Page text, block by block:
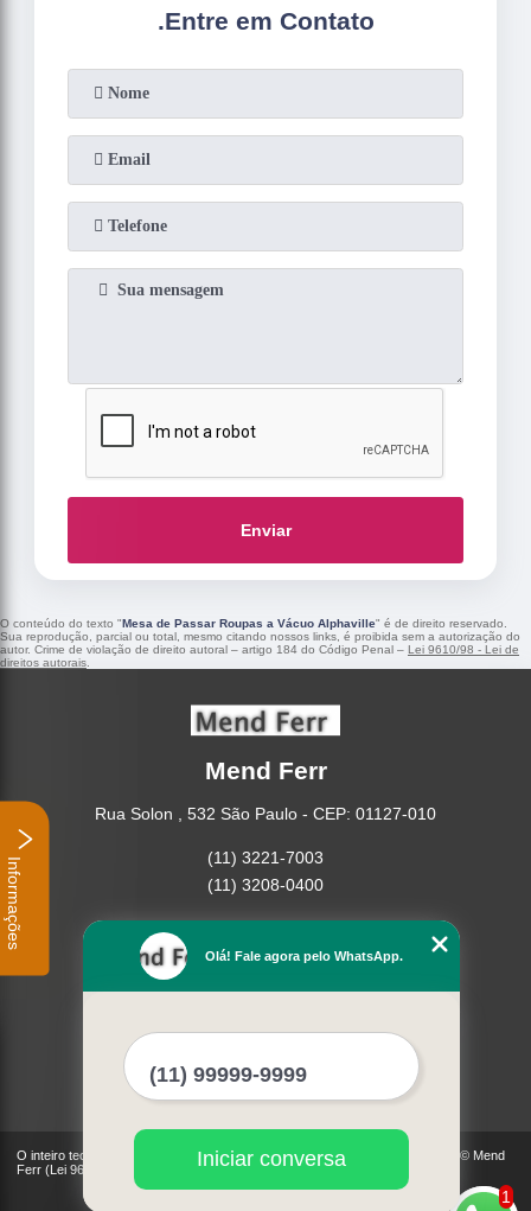
.Entre em Contato
Enviar
O conteúdo do texto "Mesa de Passar Roupas a Vácuo Alphaville" é de direito reservado.
Sua reprodução, parcial ou total, mesmo citando nossos links, é proibida sem a autorização do
autor. Crime de violação de direito autoral – artigo 184 do Código Penal – Lei 9610/98 - Lei de
direitos autorais
Mend Ferr
Rua Solon , 532 São Paulo - CEP: 01127-010
(11) 3221-7003
(11) 3208-0400
Empresa
Contato
Mapa do site
O inteiro teor deste site está sujeito à proteção de direitos autorais. Copyright© Mend
Ferr (Lei 9610 de 19/02/1998)
1
Olá! Fale agora pelo WhatsApp.
Iniciar conversa
Informações